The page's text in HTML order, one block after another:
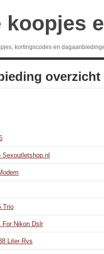
koopjes
kortingscodes en
overzicht
Sexoutletshop.nl
Trio
Nikon Dslr
Liter Rvs